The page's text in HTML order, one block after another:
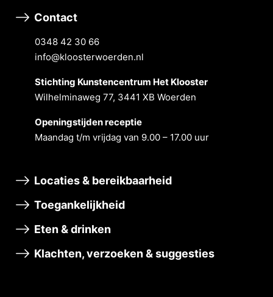
Contact
0348 42 30 66
info@kloosterwoerden.nl
Stichting Kunstencentrum Het Klooster
Wilhelminaweg 77, 3441 XB Woerden
Openingstĳden receptie
Maandag t/m vrĳdag van 9.00 – 17.00 uur
Locaties & bereikbaarheid
Toegankelijkheid
Eten & drinken
Klachten, verzoeken & suggesties